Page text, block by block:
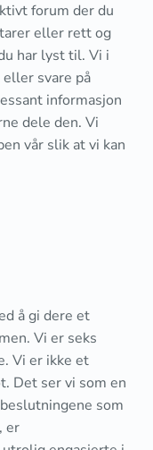
forum der du
eller rett og
har lyst til. Vi i
svare på
informasjon
dele den. Vi
vår slik at vi kan
å gi dere et
Vi er seks
Vi er ikke et
Det ser vi som en
som
er